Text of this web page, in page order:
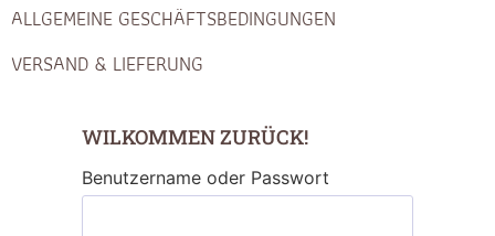
ALLGEMEINE GESCHÄFTSBEDINGUNGEN
VERSAND & LIEFERUNG
WILKOMMEN ZURÜCK!
Benutzername oder Passwort